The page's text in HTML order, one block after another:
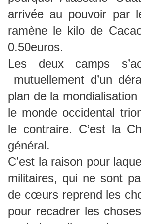
arrivée au pouvoir par
ramène le kilo de
0.50euros.
Les deux camps
mutuellement d’un
plan de la
le monde occidental
le contraire. C’est la
général.
C’est la raison pour
militaires, qui ne sont
de cœurs reprend les
pour recadrer les